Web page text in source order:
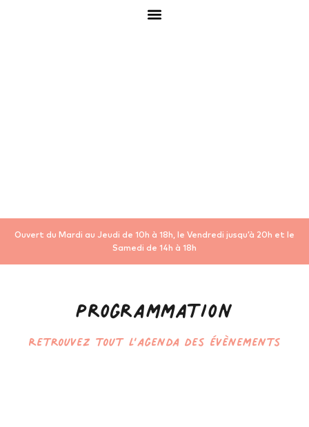
Ouvert du Mardi au Jeudi de 10h à 18h, le Vendredi jusqu’à 20h et le
Samedi de 14h à 18h
Programmation
Retrouvez tout l’agenda des évènements